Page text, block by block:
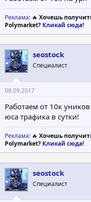
Реклама: 🔥 Хочешь
Polymarket? Кликай сюда!
seostock
Специалист
08.09.2017
Работаем от 10к
юса трафика в сутки!
Реклама: 🔥 Хочешь
Polymarket? Кликай сюда!
seostock
Специалист